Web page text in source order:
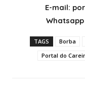
E-mail:
Whatsapp
TAGS Borba
Portal do